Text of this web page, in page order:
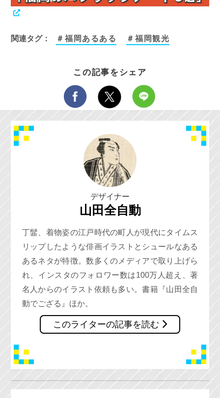
関連タグ： ＃福岡あるある ＃福岡観光
この記事をシェア
デザイナー
山田全自動
丁髷、着物姿の江戸時代の町人が現代にタイムス
リップしたような俳画イラストとシュールなある
あるネタが特徴。数多くのメディアで取り上げら
れ、インスタのフォロワー数は100万人超え、著
名人からのイラスト依頼も多い。書籍『山田全自
動でござる』ほか。
このライターの記事を読む